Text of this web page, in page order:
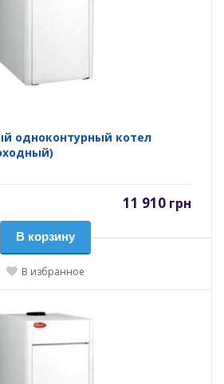
одноконтурный котел
11 910 грн
В корзину
В избранное